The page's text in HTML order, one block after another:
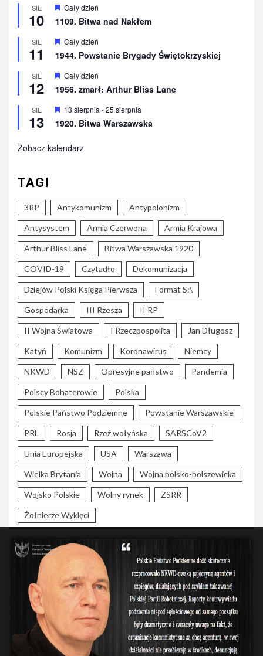
SIE
10
Wyróżnione
Cały dzień
1109. Bitwa nad Nakłem
SIE
11
Wyróżnione
Cały dzień
1944. Powstanie Brygady Świętokrzyskiej
SIE
12
Wyróżnione
Cały dzień
1956. zmarł: Arthur Bliss Lane
SIE
13
Wyróżnione
13 sierpnia -25 sierpnia
1920. Bitwa Warszawska
Zobacz kalendarz
TAGI
3RP Antykomunizm Antypolonizm
Antysystem Armia Czerwona Armia Krajowa
Arthur Bliss Lane Bitwa Warszawska 1920
COVID-19 Czytadło Dekomunizacja
Dziejów Polski Księga Pierwsza Format S:\
Gospodarka III Rzesza II RP
II Wojna Światowa I Rzeczpospolita Jan Długosz
Katyń Komunizm Koronawirus Niemcy
NKWD NSZ Opresyjne państwo Pandemia
Polscy Bohaterowie Polska
Polskie Państwo Podziemne Powstanie Warszawskie
PRL Rosja Rzeź wołyńska SARSCoV2
Unia Europejska USA Warszawa
Wielka Brytania Wojna Wojna polsko-bolszewicka
Wojsko Polskie Wolny rynek ZSRR
Żołnierze Wyklęci